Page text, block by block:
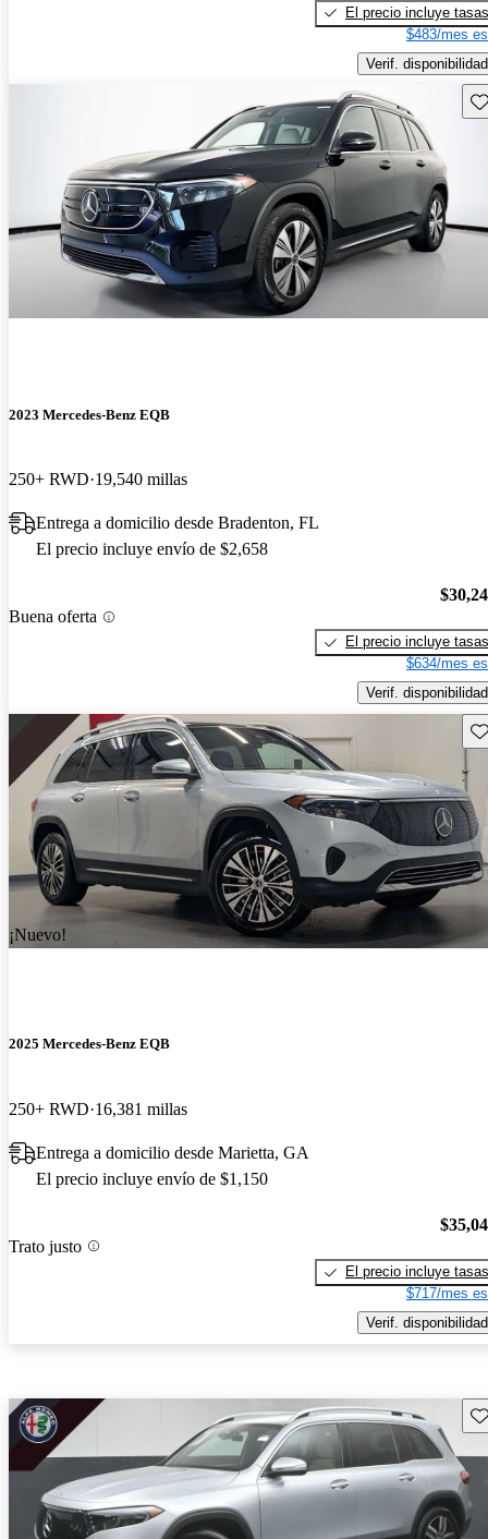
El precio incluye tasas
$483/mes
Verif. disponibilidad
2023 Mercedes-Benz EQB
250+ RWD 19,540 millas
Entrega a domicilio desde Bradenton, FL
El precio incluye envío de $2,658
Buena oferta
El precio incluye tasas
$634/mes
Verif. disponibilidad
¡Nuevo!
2025 Mercedes-Benz EQB
250+ RWD 16,381 millas
Entrega a domicilio desde Marietta, GA
El precio incluye envío de $1,150
Trato justo
El precio incluye tasas
$717/mes
Verif. disponibilidad